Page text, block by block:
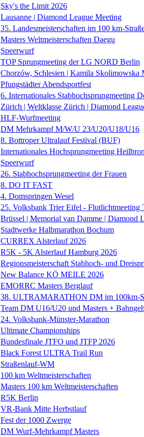
Sky's the Limit 2026
Lausanne | Diamond League Meeting
35. Landesmeisterschaften im 100 km-
Masters Weltmeisterschaften Daegu
Speerwurf
TOP Sprungmeeting der LG NORD Berlin
Chorzów, Schlesien | Kamila Skolimowska
Pfungstädter Abendsportfest
6. Internationales Stabhochsprungmeeting
Zürich | Weltklasse Zürich | Diamond
HLF-Wurfmeeting
DM Mehrkampf M/W/U 23/U20/U18/U16
8. Bottroper Ultralauf Festival (BUF)
Internationales Hochsprungmeeting
Speerwurf
26. Stabhochsprungmeeting der Frauen
8. DO IT FAST
4. Domspringen Wesel
25. Volksbank Trier Eifel - Flutlichtmeeting
Brüssel | Memorial van Damme | Diamond
Stadtwerke Halbmarathon Bochum
CURREX Alsterlauf 2026
R5K - 5K Alsterlauf Hamburg 2026
Regionsmeisterschaft Stabhoch- und
New Balance KÖ MEILE 2026
EMORRC Masters Berglauf
38. ULTRAMARATHON DM im 100km-
Team DM U16/U20 und Masters +
24. Volksbank-Münster-Marathon
Ultimate Championships
Bundesfinale JTFO und JTFP 2026
Black Forest ULTRA Trail Run
Straßenlauf-WM
100 km Weltmeisterschaften
Masters 100 km Weltmeisterschaften
R5K Berlin
VR-Bank Mitte Herbstlauf
Fest der 1000 Zwerge
DM Wurf-Mehrkampf Masters